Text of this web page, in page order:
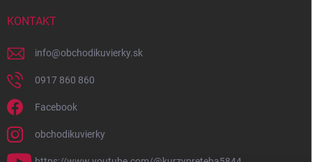
KONTAKT
info@obchodikuvierky.sk
0917 860 860
Facebook
obchodikuvierky